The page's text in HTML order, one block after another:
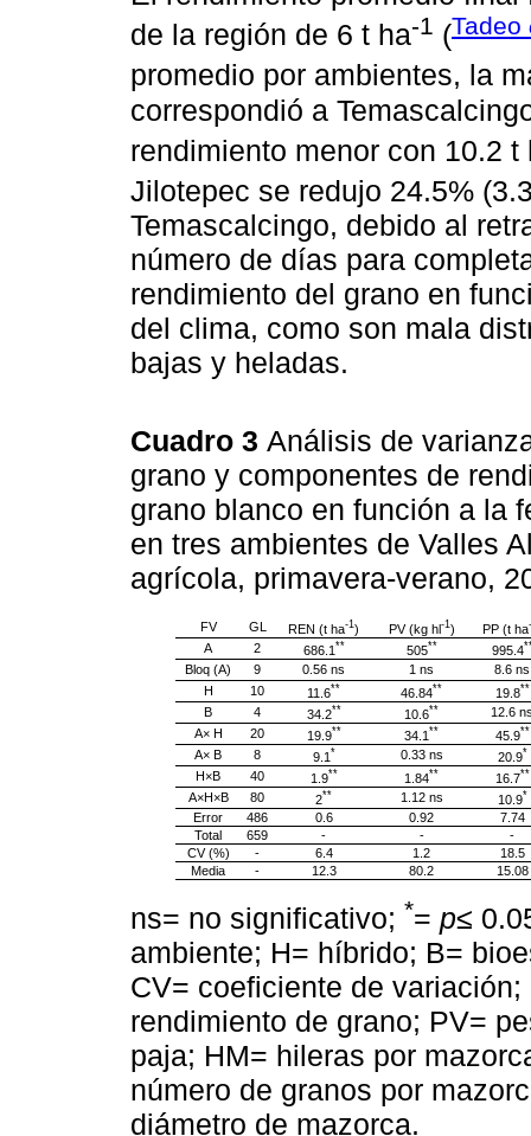
de la región de 6 t ha-1 (Tadeo
promedio por ambientes, la
correspondió a
rendimiento menor con 10.2 t
Jilotepec se redujo 24.5%
Temascalcingo, debido al
número de días para
rendimiento del grano en
del clima, como son mala
bajas y heladas.
Cuadro 3 Análisis de
grano y componentes de
grano blanco en función a la
en tres ambientes de Valles
agrícola, primavera-verano,
FV GL REN (t ha-1 ) PV (kg hl-1) PP (t ha
A 2 686.1 ** 505** 995.4
Bloq (A) 9 0.56 ns 1 ns
8.6 ns
H
10 11.6** 46.84** 19.8**
B 4 34.2** 10.6**
12.6
A× H
20 19.9** 34.1 ** 45.9**
A× B 8 9.1 * 0.33 ns 20.9*
H×B 40 1.9** 1.84** 16.7**
A×H×B 80 2** 1.12 ns 10.9*
Error 486 0.6 0.92
7.74
Total
659 - -
-
CV (%)
- 6.4 1.2
18.5
Media
- 12.3 80.2 15.08
ns= no significativo; *= p≤
ambiente; H= híbrido; B=
CV= coeficiente de
rendimiento de grano; PV=
paja; HM= hileras por
número de granos por
diámetro de mazorca.